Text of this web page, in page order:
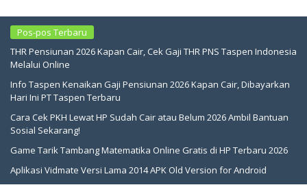
Pos-pos Terbaru
THR Pensiunan 2026 Kapan Cair, Cek Gaji THR PNS Taspen Indonesia
Melalui Online
Info Taspen Kenaikan Gaji Pensiunan 2026 Kapan Cair, Dibayarkan
Hari Ini PT Taspen Terbaru
Cara Cek PKH Lewat HP Sudah Cair atau Belum 2026 Ambil Bantuan
Sosial Sekarang!
Game Tarik Tambang Matematika Online Gratis di HP Terbaru 2026
Aplikasi Vidmate Versi Lama 2014 APK Old Version for Android